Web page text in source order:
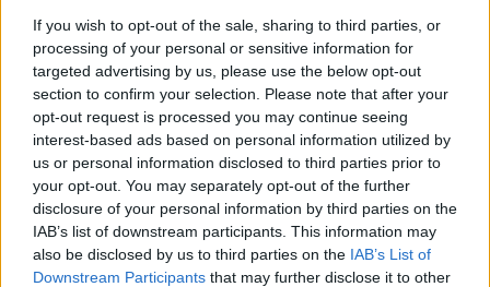
If you wish to opt-out of the sale, sharing to third parties, or
processing of your personal or sensitive information for
targeted advertising by us, please use the below opt-out
section to confirm your selection. Please note that after your
opt-out request is processed you may continue seeing
interest-based ads based on personal information utilized by
us or personal information disclosed to third parties prior to
your opt-out. You may separately opt-out of the further
disclosure of your personal information by third parties on the
IAB’s list of downstream participants. This information may
also be disclosed by us to third parties on the IAB’s List of
Downstream Participants that may further disclose it to other
A Piramismár a Fókusz alatt elkezdte növelni
nézőtáborát, ám a legjobb számokat az RTL
budapesti fiatalokról szóló napi produkciója ellen
hozta. Az este legjobb eredményét is a Stohl András
vezette vetélkedő érte el. A Piramis végével azonban
megzuhant a TV2 nézettségi görbéje is, de ezzel nem
nőtt egyenes arányban az RTL Klub grafikonja, sőt a
Barátok köztis régen látott mélységbe került.